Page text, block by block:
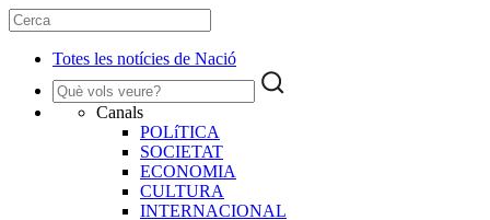
Totes les notícies de Nació
Canals
POLíTICA
SOCIETAT
ECONOMIA
CULTURA
INTERNACIONAL